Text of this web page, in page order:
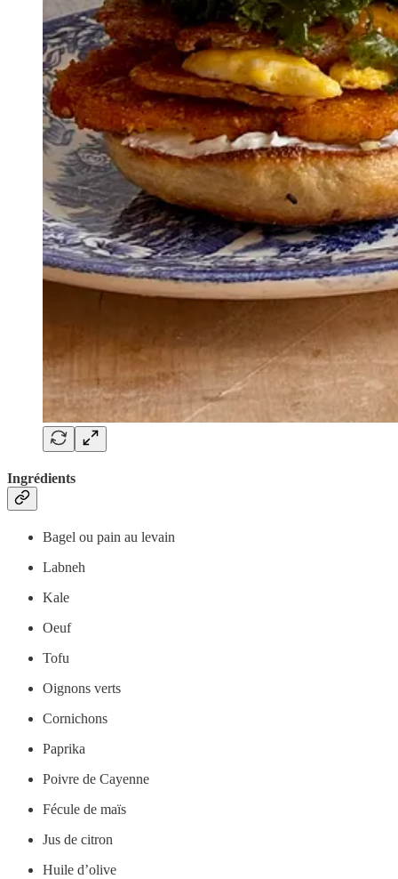
Ingrédients
Bagel ou pain au levain
Labneh
Kale
Oeuf
Tofu
Oignons verts
Cornichons
Paprika
Poivre de Cayenne
Fécule de maïs
Jus de citron
Huile d’olive